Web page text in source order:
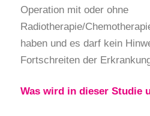
Operation mit oder ohne
Radiotherapie/
haben und es darf kein
Fortschreiten der
Was wird in dieser Studie